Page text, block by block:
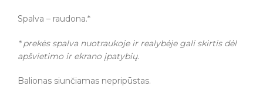
Spalva – raudona.*
* prekės spalva nuotraukoje ir realybėje gali skirtis dėl
apšvietimo ir ekrano įpatybių.
Balionas siunčiamas nepripūstas.